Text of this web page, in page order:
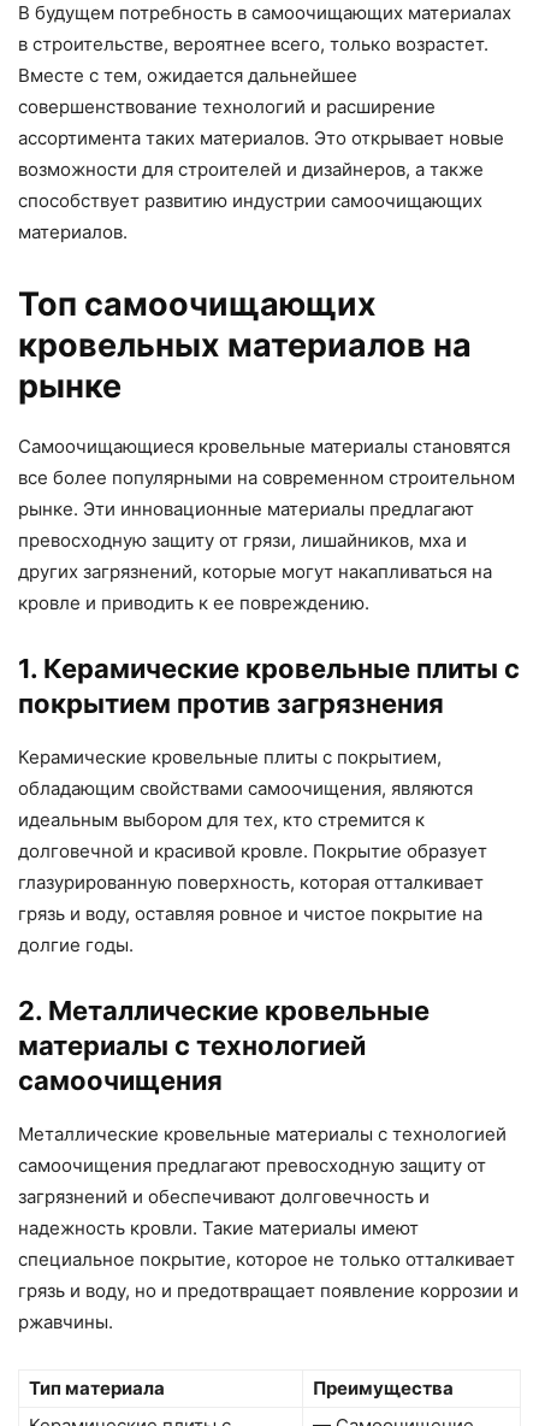
В будущем потребность в самоочищающих материалах
в строительстве, вероятнее всего, только возрастет.
Вместе с тем, ожидается дальнейшее
совершенствование технологий и расширение
ассортимента таких материалов. Это открывает новые
возможности для строителей и дизайнеров, а также
способствует развитию индустрии самоочищающих
материалов.
Топ самоочищающих
кровельных материалов на
рынке
Самоочищающиеся кровельные материалы становятся
все более популярными на современном строительном
рынке. Эти инновационные материалы предлагают
превосходную защиту от грязи, лишайников, мха и
других загрязнений, которые могут накапливаться на
кровле и приводить к ее повреждению.
1. Керамические кровельные плиты с
покрытием против загрязнения
Керамические кровельные плиты с покрытием,
обладающим свойствами самоочищения, являются
идеальным выбором для тех, кто стремится к
долговечной и красивой кровле. Покрытие образует
глазурированную поверхность, которая отталкивает
грязь и воду, оставляя ровное и чистое покрытие на
долгие годы.
2. Металлические кровельные
материалы с технологией
самоочищения
Металлические кровельные материалы с технологией
самоочищения предлагают превосходную защиту от
загрязнений и обеспечивают долговечность и
надежность кровли. Такие материалы имеют
специальное покрытие, которое не только отталкивает
грязь и воду, но и предотвращает появление коррозии и
ржавчины.
Тип материала
Преимущества